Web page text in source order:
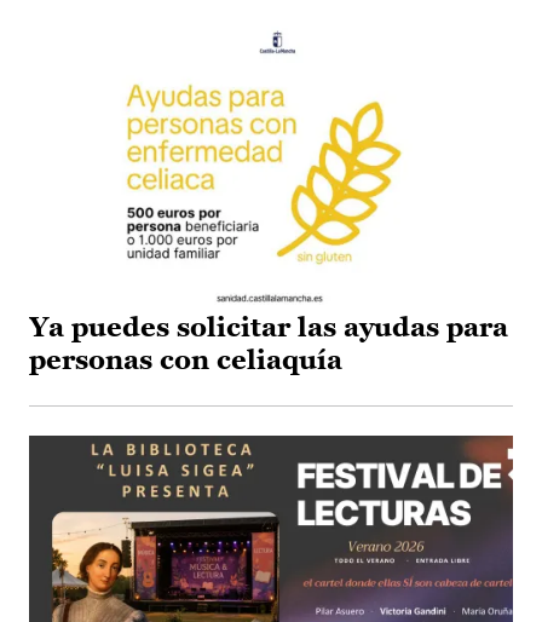
Ya puedes solicitar las ayudas para
personas con celiaquía